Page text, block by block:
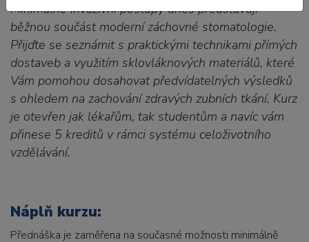
Minimálně invazivní postupy dnes představují
běžnou součást moderní záchovné stomatologie.
Přijďte se seznámit s praktickými technikami přímých
dostaveb a využitím sklovláknových materiálů, které
Vám pomohou dosahovat předvídatelných výsledků
s ohledem na zachování zdravých zubních tkání. Kurz
je otevřen jak lékařům, tak studentům a navíc vám
přinese 5 kreditů v rámci systému celoživotního
vzdělávání.
Náplň kurzu:
Přednáška je zaměřena na současné možnosti minimálně